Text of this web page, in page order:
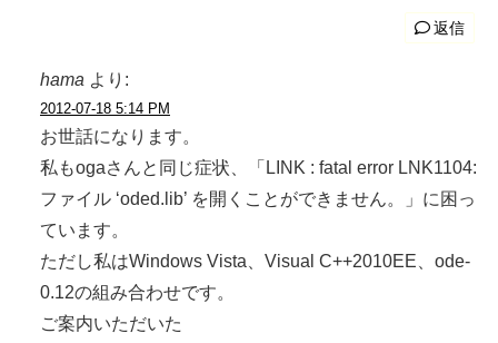
返信
hama より:
2012-07-18 5:14 PM
お世話になります。
私もogaさんと同じ症状、「LINK : fatal error LNK1104:
ファイル ‘oded.lib’ を開くことができません。」に困っ
ています。
ただし私はWindows Vista、Visual C++2010EE、ode-
0.12の組み合わせです。
ご案内いただいた